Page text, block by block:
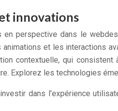
innovations
perspective dans le
animations et les interactions
contextuelle, qui
Explorez les technologies
dans l’expérience